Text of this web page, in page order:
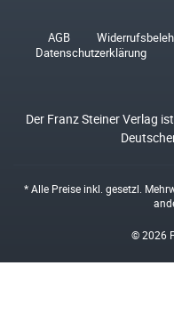
AGB
Datenschutzerklärung
Der Franz Steiner Verlag
* Alle Preise inkl. gesetzl.
© 2026